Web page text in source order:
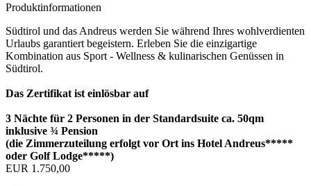
Produktinformationen
Südtirol und das Andreus werden Sie während Ihres wohlverdienten
Urlaubs garantiert begeistern. Erleben Sie die einzigartige
Kombination aus Sport - Wellness & kulinarischen Genüssen in
Südtirol.
Das Zertifikat ist einlösbar auf
3 Nächte für 2 Personen in der Standardsuite ca. 50qm
inklusive ¾ Pension
(die Zimmerzuteilung erfolgt vor Ort ins Hotel Andreus*****
oder Golf Lodge*****)
EUR 1.750,00